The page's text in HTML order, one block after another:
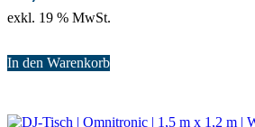
exkl. 19 % MwSt.
In den Warenkorb